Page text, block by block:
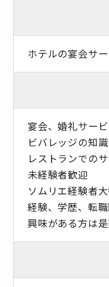
ホテルの宴会サ
宴会、婚礼サー
ビバレッジの知
レストランでの
未経験者歓迎
ソムリエ経験者
経験、学歴、転職
興味がある方は